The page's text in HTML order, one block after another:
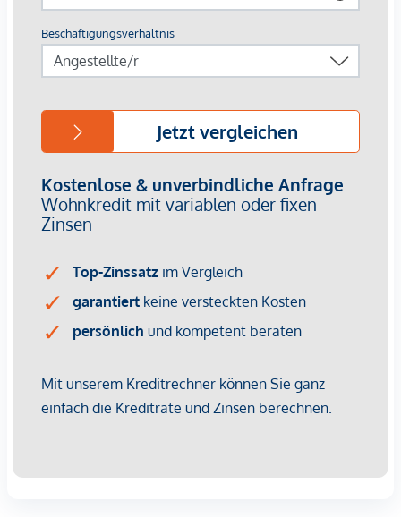
Zu erwartender Mietertrag
von ca. EUR 17,50 bis EUR 22,50 netto/m²
40.000,00 netto angekauft werden.
Provisionsfrei für den Käufer!
Bei diesem Angebot handelt es sich um eine
Vorsorgewohnung, die zu Vermietungszwecken erworben
20% USt. Diese Daten sind vorbehaltlich möglicher
Wir weisen darauf hin, dass zwischen dem Vermittler und
Der Vermittler ist als Doppelmakler tätig.